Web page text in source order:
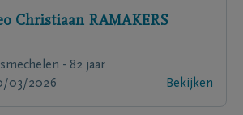
Christiaan RAMAKERS
- 82 jaar
03/2026
Bekijken